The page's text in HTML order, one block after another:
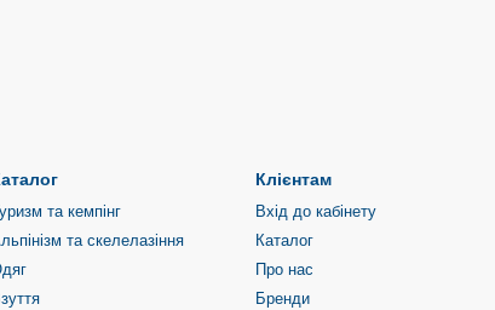
та кемпінг
та скелелазіння
Клієнтам
Вхід до кабінету
Каталог
Про нас
Бренди